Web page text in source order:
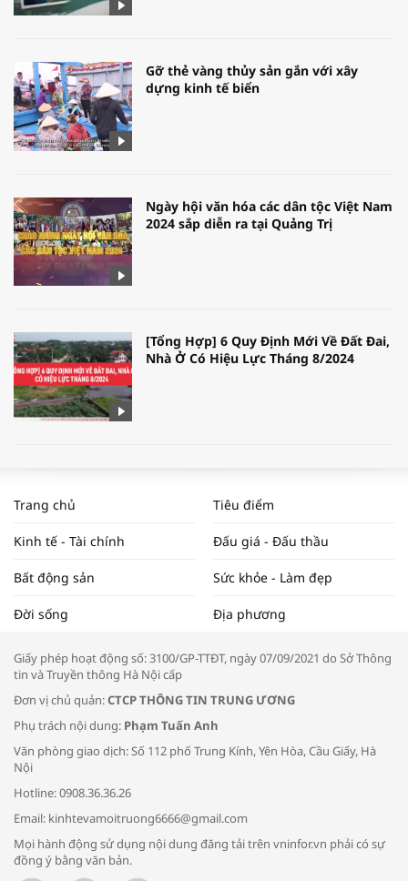
Gỡ thẻ vàng thủy sản gắn với xây
dựng kinh tế biển
Ngày hội văn hóa các dân tộc Việt Nam
2024 sắp diễn ra tại Quảng Trị
[Tổng Hợp] 6 Quy Định Mới Về Đất Đai,
Nhà Ở Có Hiệu Lực Tháng 8/2024
NAM NĂM 2024 VÀ NĂM 2025 | NHỊP
ĐẬP THỊ TRƯỜNG #62
Tọa đàm “Xúc tiến thương mại: Khơi
Bác sĩ tư vấn cách phòng tránh bệnh
đường hô hấp trong thời tiết giao mùa
Trang chủ Tiêu điểm
Kinh tế - Tài chính Đấu giá - Đấu thầu
Bất động sản Sức khỏe - Làm đẹp
Đời sống Địa phương
Giấy phép hoạt động số: 3100/GP-TTĐT, ngày 07/09/2021 do Sở Thông
tin và Truyền thông Hà Nội cấp
Đơn vị chủ quản:CTCP THÔNG TIN TRUNG ƯƠNG
Phụ trách nội dung: Phạm Tuấn Anh
Văn phòng giao dịch: Số 112 phố Trung Kính, Yên Hòa, Cầu Giấy, Hà
Nội
Hotline: 0908.36.36.26
Email: kinhtevamoitruong6666@gmail.com
Mọi hành động sử dụng nội dung đăng tải trên vninfor.vn phải có sự
đồng ý bằng văn bản.